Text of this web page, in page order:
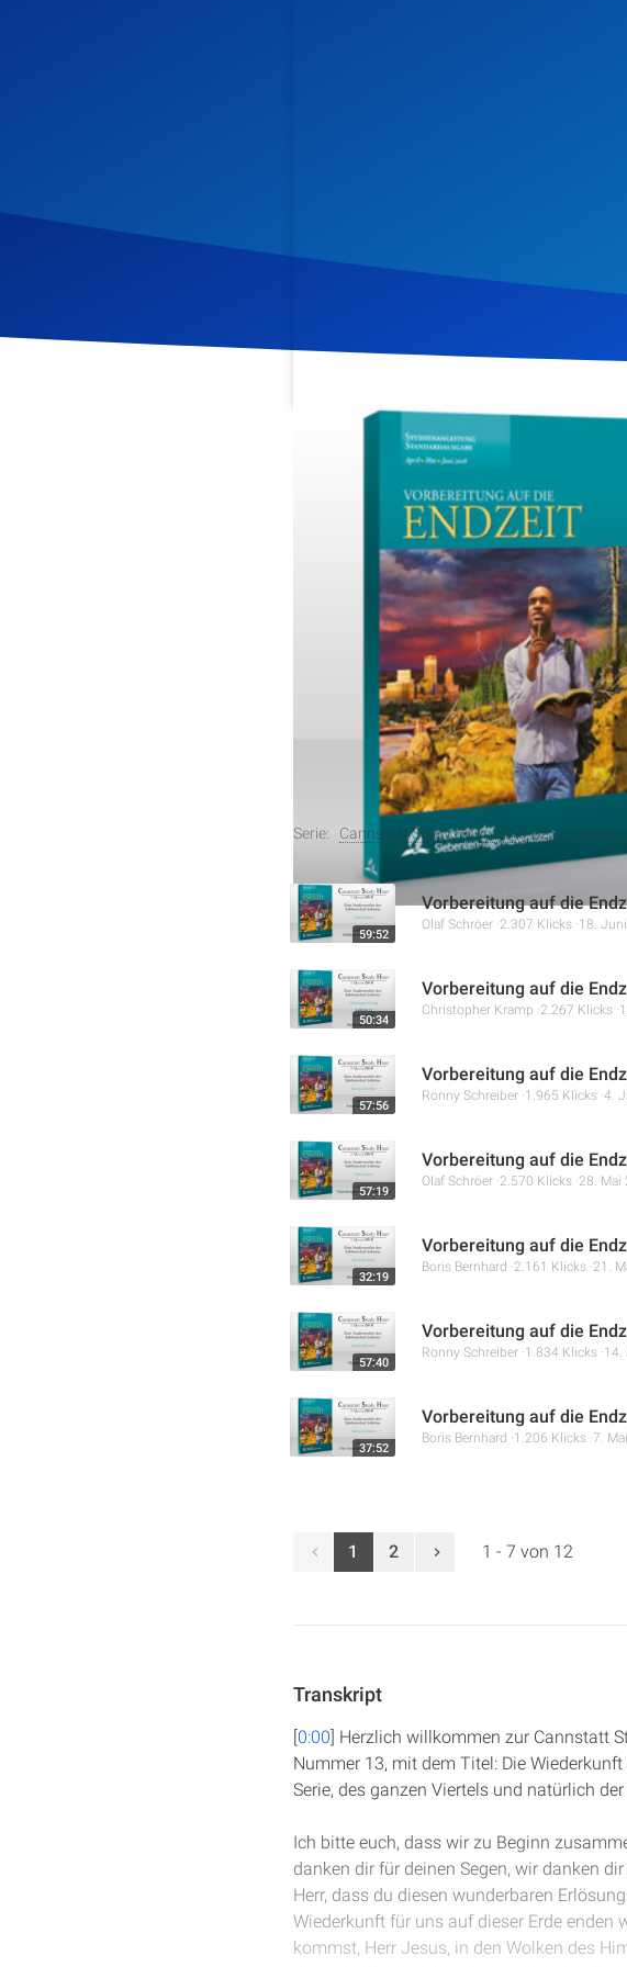
Veröffentlicht am 25. Juni 2018
In dieser Lektion der Cannstatt Study
Sprecher Olaf Schröer beleuchtet die
Er erklärt die zehn biblischen Merkmale,
Gläubigen und Ungläubigen bei diesem
sein und sich auf die Wiederkunft
Weitere Aufnahmen
Serie: Cannstatt Study Hour 2018 Q2:
59:52
Vorbereitung auf die
Olaf Schröer 2.307 Klicks 18.
50:34
Vorbereitung auf die
Christopher Kramp 2.267 Klicks
57:56
Vorbereitung auf die
Ronny Schreiber 1.965 Klicks 4.
57:19
Vorbereitung auf die
Olaf Schröer 2.570 Klicks 28. Mai
32:19
Vorbereitung auf die
Boris Bernhard 2.161 Klicks 21.
57:40
Vorbereitung auf die
Ronny Schreiber 1.834 Klicks 14.
37:52
Vorbereitung auf die
Boris Bernhard 1.206 Klicks 7.
1 2 1 - 7 von 12
Transkript
[0:00] Herzlich willkommen zur Cannstatt
Nummer 13, mit dem Titel: Die
Serie, des ganzen Viertels und natürlich
Ich bitte euch, dass wir zu Beginn
danken dir für deinen Segen, wir danken
Herr, dass du diesen wunderbaren
Wiederkunft für uns auf dieser Erde enden
kommst, Herr Jesus, in den Wolken des